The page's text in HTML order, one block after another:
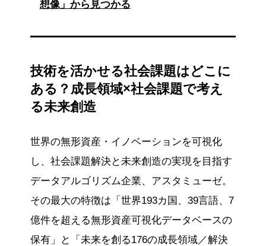
想像」から見つかる
技術を活かせる社会課題はどこに
ある？成長領域×社会課題で考え
る未来創造
世界の無形資産・イノベーションを可視化
し、社会課題解決と未来創造の実現を目指す
データアルゴリズム企業、アスタミューゼ。
その最大の特徴は「世界193カ国、39言語、7
億件を超える無形資産可視化データベースの
保有」と「未来を創る176の成長領域／解決